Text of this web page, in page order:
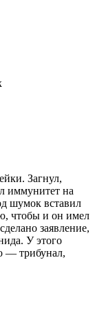
Загнул,
иммунитет на
шумок вставил
чтобы и он имел
заявление,
У этого
— трибунал,